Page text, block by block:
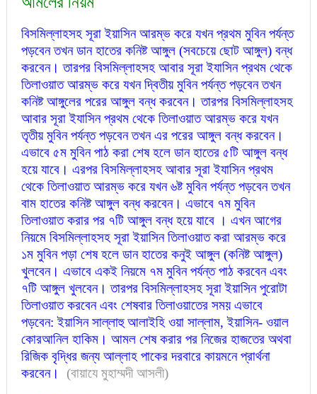
বিসমিল্লাহসহ সূরা ইয়াসিন আরম্ভ করে যখন প্রথম মুবিন পর্যন্ত
পড়বেন তখন ডান হাতের কনিষ্ট আঙ্গুল (সবচেয়ে ছোট আঙ্গুল) বন্ধ
করবেন। তারপর বিসমিল্লাহসহ আবার সূরা ইযাসিন প্রথম থেকে
তিলাওয়াত আরম্ভ করে যখন দ্বিতীয় মুবিন পর্যন্ত পড়বেন তখন
কনিষ্ট আঙ্গুলের পরের আঙ্গুল বন্ধ করবেন। তারপর বিসমিল্লাহসহ
আবার সূরা ইযাসিন প্রথম থেকে তিলাওয়াত আরম্ভ করে যখন
তৃতীয় মুবিন পর্যন্ত পড়বেন তখন এর পরের আঙ্গুল বন্ধ করবেন।
এভাবে ৫ম মুবিন পাঠ করা শেষ হলে ডান হাতের ৫টি আঙ্গুল বন্ধ
হয়ে যাবে। এরপর বিসমিল্লাহসহ আবার সূরা ইযাসিন প্রথম
থেকে তিলাওয়াত আরম্ভ করে যখন ৬ষ্ট মুবিন পর্যন্ত পড়বেন তখন
বাম হাতের কনিষ্ট আঙ্গুল বন্ধ করবেন। এভাবে ৭ম মুবিন
তিলাওয়াত করার পর ৭টি আঙ্গুল বন্ধ হয়ে যাবে । এখন আগের
নিয়মে বিসমিল্লাহসহ সূরা ইয়াসিন তিলাওয়াত করা আরম্ভ করে
১ম মুবিন পড়া শেষ হলে ডান হাতের কনুই আঙ্গুল (কনিষ্ট আঙ্গুল)
খুলবেন। এভাবে একই নিয়মে ৭ম মুবিন পর্যন্ত পাঠ করবেন এবং
৭টি আঙ্গুল খুলবেন। তারপর বিসমিল্লাহসহ সূরা ইয়াসিন পুরোটা
তিলাওয়াত করবেন এবং শেষবার তিলাওয়াতের সময় এভাবে
পড়বেন: ইয়াসিন সাল্লাহু আলাইহি ওয়া সাল্লাম, ইয়াসিন- ওয়াল
কোরআনিল হাকিম। আমল শেষ করার পর নিজের হাজতের অথবা
রিজিক বৃদ্ধির জন্য আল্লাহ পাকের দরবারে কায়মনে প্রার্থনা
করবেন। (বায়াযে মুহাম্মদী আসলী)